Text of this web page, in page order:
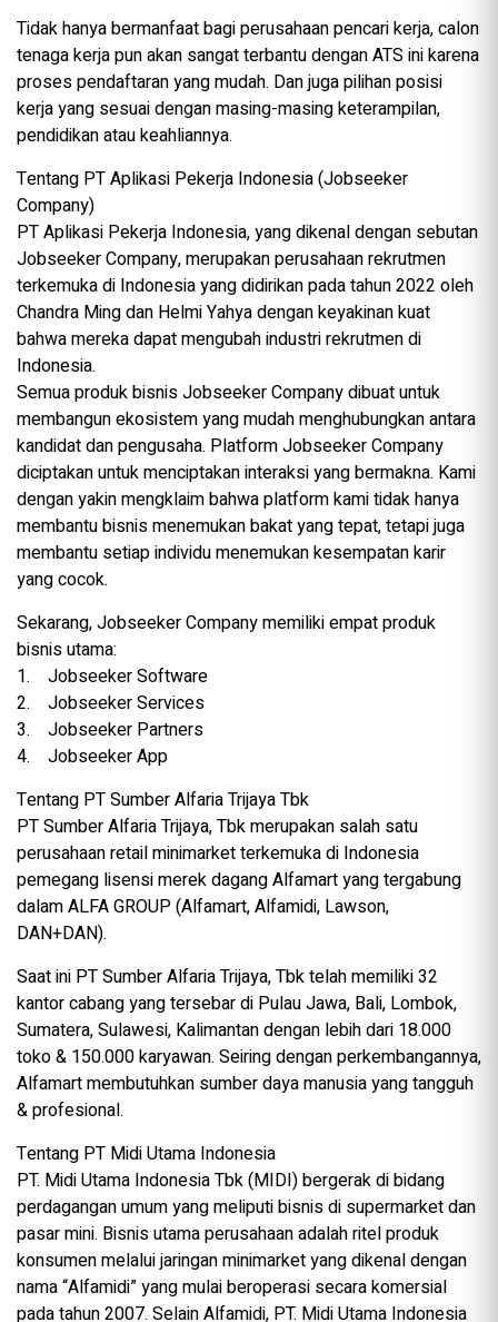
Tidak hanya bermanfaat bagi perusahaan pencari kerja, calon
tenaga kerja pun akan sangat terbantu dengan ATS ini karena
proses pendaftaran yang mudah. Dan juga pilihan posisi
kerja yang sesuai dengan masing-masing keterampilan,
pendidikan atau keahliannya.
Tentang PT Aplikasi Pekerja Indonesia (Jobseeker
Company)
PT Aplikasi Pekerja Indonesia, yang dikenal dengan sebutan
Jobseeker Company, merupakan perusahaan rekrutmen
terkemuka di Indonesia yang didirikan pada tahun 2022 oleh
Chandra Ming dan Helmi Yahya dengan keyakinan kuat
bahwa mereka dapat mengubah industri rekrutmen di
Indonesia.
Semua produk bisnis Jobseeker Company dibuat untuk
membangun ekosistem yang mudah menghubungkan antara
kandidat dan pengusaha. Platform Jobseeker Company
diciptakan untuk menciptakan interaksi yang bermakna. Kami
dengan yakin mengklaim bahwa platform kami tidak hanya
membantu bisnis menemukan bakat yang tepat, tetapi juga
membantu setiap individu menemukan kesempatan karir
yang cocok.
Sekarang, Jobseeker Company memiliki empat produk
bisnis utama:
1. Jobseeker Software
2. Jobseeker Services
3. Jobseeker Partners
4. Jobseeker App
Tentang PT Sumber Alfaria Trijaya Tbk
PT Sumber Alfaria Trijaya, Tbk merupakan salah satu
perusahaan retail minimarket terkemuka di Indonesia
pemegang lisensi merek dagang Alfamart yang tergabung
dalam ALFA GROUP (Alfamart, Alfamidi, Lawson,
DAN+DAN).
Saat ini PT Sumber Alfaria Trijaya, Tbk telah memiliki 32
kantor cabang yang tersebar di Pulau Jawa, Bali, Lombok,
Sumatera, Sulawesi, Kalimantan dengan lebih dari 18.000
toko & 150.000 karyawan. Seiring dengan perkembangannya,
Alfamart membutuhkan sumber daya manusia yang tangguh
& profesional.
Tentang PT Midi Utama Indonesia
PT. Midi Utama Indonesia Tbk (MIDI) bergerak di bidang
perdagangan umum yang meliputi bisnis di supermarket dan
pasar mini. Bisnis utama perusahaan adalah ritel produk
konsumen melalui jaringan minimarket yang dikenal dengan
nama “Alfamidi” yang mulai beroperasi secara komersial
pada tahun 2007. Selain Alfamidi, PT. Midi Utama Indonesia